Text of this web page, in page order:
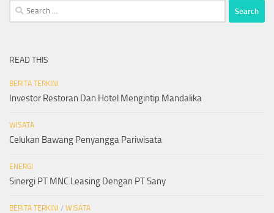
Search
for:
READ THIS
BERITA TERKINI
Investor Restoran Dan Hotel Mengintip Mandalika
WISATA
Celukan Bawang Penyangga Pariwisata
ENERGI
Sinergi PT MNC Leasing Dengan PT Sany
BERITA TERKINI / WISATA